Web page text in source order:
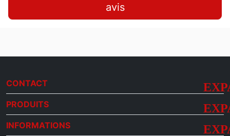
avis
CONTACT
PRODUITS
INFORMATIONS